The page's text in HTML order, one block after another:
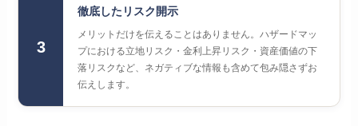
3
徹底したリスク開示
メリットだけを伝えることはありません。ハザードマッ
プにおける立地リスク・金利上昇リスク・資産価値の下
落リスクなど、ネガティブな情報も含めて包み隠さずお
伝えします。